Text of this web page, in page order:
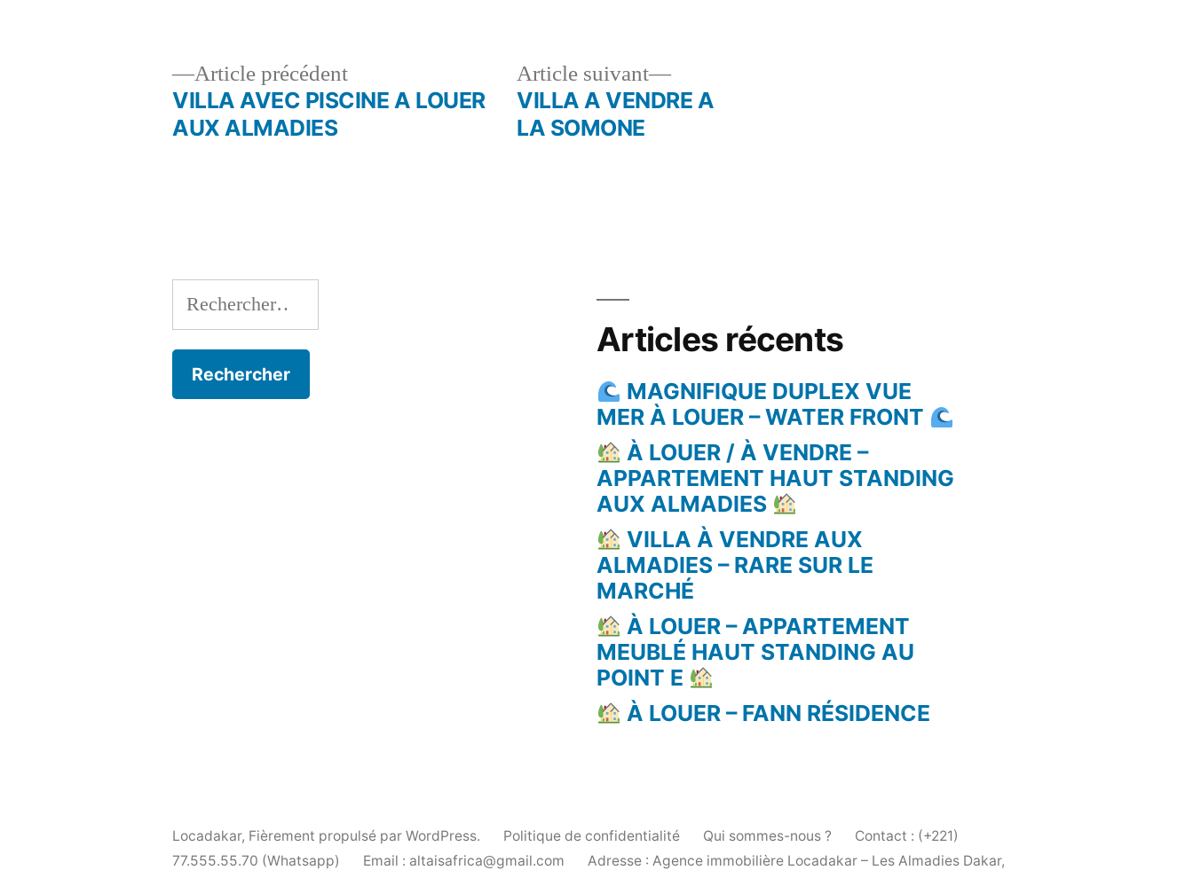
Navigation
Article précédentArticle
précédent :
VILLA AVEC PISCINE A LOUER
AUX ALMADIES
Article suivant
Article
suivant :
VILLA A VENDRE A
LA SOMONE
Rechercher :
Articles récents
MAGNIFIQUE DUPLEX VUE
MER À LOUER – WATER FRONT
À LOUER / À VENDRE –
APPARTEMENT HAUT STANDING
AUX ALMADIES
VILLA À VENDRE AUX
ALMADIES – RARE SUR LE
MARCHÉ
À LOUER – APPARTEMENT
MEUBLÉ HAUT STANDING AU
POINT E
À LOUER – FANN RÉSIDENCE
Locadakar, Fièrement propulsé par WordPress. Politique de confidentialité Qui sommes-nous ?
Contact : (+221)
77.555.55.70 (Whatsapp)
Email : altaisafrica@gmail.com
Adresse : Agence immobilière Locadakar – Les Almadies Dakar,